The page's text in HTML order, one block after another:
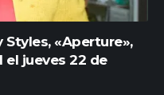
Styles, «Aperture»,
el jueves 22 de